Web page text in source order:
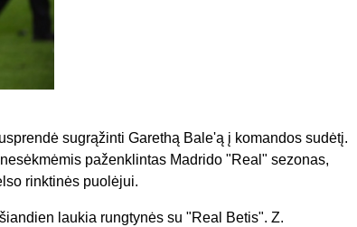
sugrąžinti Garethą Bale'ą į komandos sudėtį.
paženklintas Madrido "Real" sezonas,
rinktinės puolėjui.
laukia rungtynės su "Real Betis". Z.